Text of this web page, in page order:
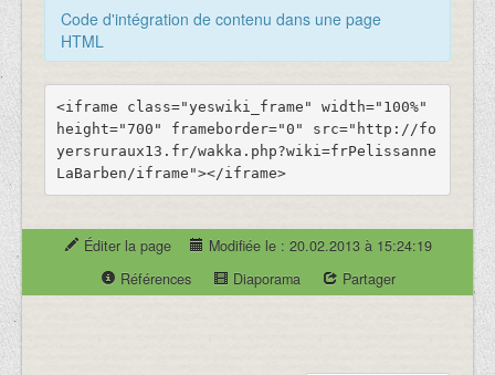
Code d'intégration de contenu dans une page
HTML
<iframe class="yeswiki_frame" width="100%"
height="700" frameborder="0" src="http://fo
yersruraux13.fr/wakka.php?wiki=frPelissanne
LaBarben/iframe"></iframe>
Éditer la page
Modifiée le : 20.02.2013 à 15:24:19
Références
Diaporama Partager